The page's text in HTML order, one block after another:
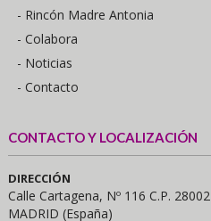
- Rincón Madre Antonia
- Colabora
- Noticias
- Contacto
CONTACTO Y LOCALIZACIÓN
DIRECCIÓN
Calle Cartagena, Nº 116 C.P. 28002
MADRID (España)